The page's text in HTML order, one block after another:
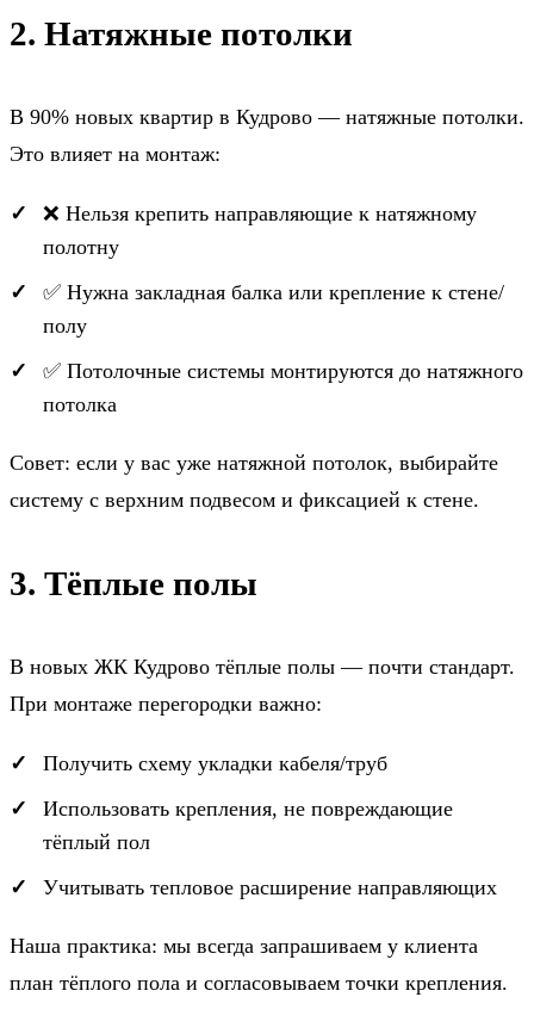
2. Натяжные потолки
В 90% новых квартир в Кудрово — натяжные потолки.
Это влияет на монтаж:
❌ Нельзя крепить направляющие к натяжному
полотну
✅ Нужна закладная балка или крепление к стене/
полу
✅ Потолочные системы монтируются до натяжного
потолка
Совет: если у вас уже натяжной потолок, выбирайте
систему с верхним подвесом и фиксацией к стене.
3. Тёплые полы
В новых ЖК Кудрово тёплые полы — почти стандарт.
При монтаже перегородки важно:
Получить схему укладки кабеля/труб
Использовать крепления, не повреждающие
тёплый пол
Учитывать тепловое расширение направляющих
Наша практика: мы всегда запрашиваем у клиента
план тёплого пола и согласовываем точки крепления.